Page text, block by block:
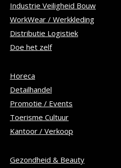
Industrie Veiligheid Bouw
WorkWear / Werkkleding
Distributie Logistiek
Doe het zelf
Horeca
Detailhandel
Promotie / Events
Toerisme Cultuur
Kantoor / Verkoop
Gezondheid & Beauty